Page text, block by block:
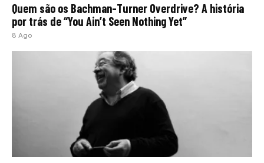
Quem são os Bachman-Turner Overdrive? A história
por trás de “You Ain’t Seen Nothing Yet”
8 Ago